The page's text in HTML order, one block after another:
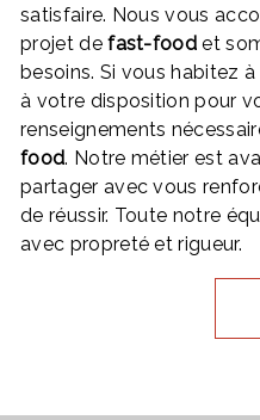
satisfaire. Nous vous
projet defast-food et
besoins. Si vous habitez à
à votre disposition pour
renseignements
food. Notre métier est
partager avec vous
de réussir. Toute notre
avec propreté et rigueur.